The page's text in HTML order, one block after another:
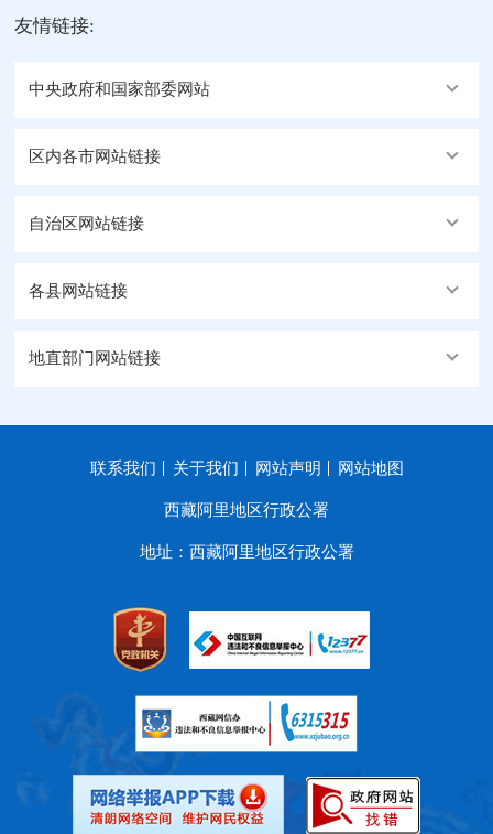
友情链接:
中央政府和国家部委网站
区内各市网站链接
自治区网站链接
各县网站链接
地直部门网站链接
联系我们 关于我们 网站声明 网站地图
西藏阿里地区行政公署
地址：西藏阿里地区行政公署